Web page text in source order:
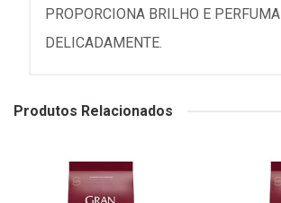
PROPORCIONA BRILHO E PERFUMA
DELICADAMENTE.
Produtos Relacionados